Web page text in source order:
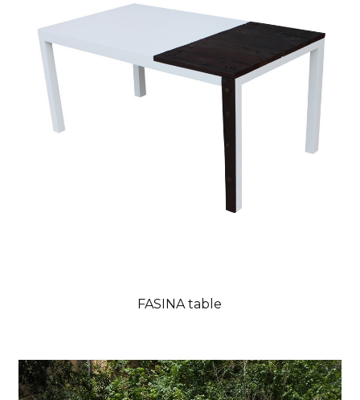
FASINA table